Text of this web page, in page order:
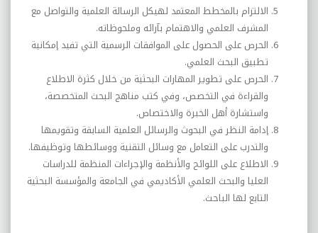
الالتزام بالمخطط المعتمد لهيكل الرسالة العلمية والتواصل مع
المشرف العلمي والاهتمام بآرائه وملحوظاته.
الحرص على الحصول على الموافقات الرسمية التي تفيد إمكانية
تطبيق البحث العلمي.
الحرص على تطوير المهارات البحثية من خلال كثرة الاطلاع
والقراءة في التخصص، وفي كتب مناهج البحث المتخصصة،
واستشارة أهل الخبرة والاختصاص.
إدامة النظر في البحوث والرسائل العلمية السابقة وتقويمها
والتدرب على التعامل مع وسائل التقنية ووسائطها وتوظيفها.
الاطلاع على اللوائح والأنظمة والإجراءات المنظمة للدراسات
العليا والبحث العلمي الأكاديمي في الجامعة والمؤسسة البحثية
التابع لها الباحث.